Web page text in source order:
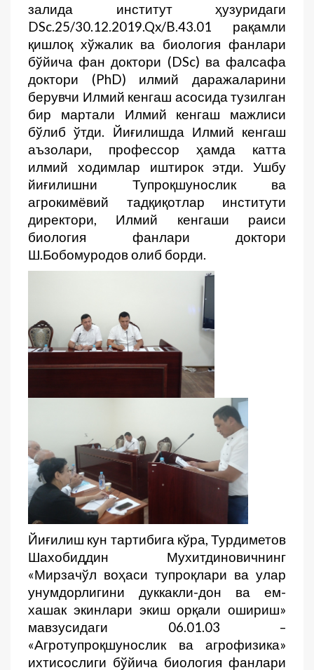
залида институт ҳузуридаги
DSc.25/30.12.2019.Qx/B.43.01 рақамли
қишлоқ хўжалик ва биология фанлари
бўйича фан доктори (DSc) ва фалсафа
доктори (PhD) илмий даражаларини
берувчи Илмий кенгаш асосида тузилган
бир мартали Илмий кенгаш мажлиси
бўлиб ўтди. Йиғилишда Илмий кенгаш
аъзолари, профессор ҳамда катта
илмий ходимлар иштирок этди. Ушбу
йиғилишни Тупроқшунослик ва
агрокимёвий тадқиқотлар институти
директори, Илмий кенгаши раиси
биология фанлари доктори
Ш.Бобомуродов олиб борди.
Йиғилиш кун тартибига кўра, Турдиметов
Шахобиддин Мухитдиновичнинг
«Мирзачўл воҳаси тупроқлари ва улар
унумдорлигини дуккакли-дон ва ем-
хашак экинлари экиш орқали ошириш»
мавзусидаги 06.01.03 –
«Агротупроқшунослик ва агрофизика»
ихтисослиги бўйича биология фанлари